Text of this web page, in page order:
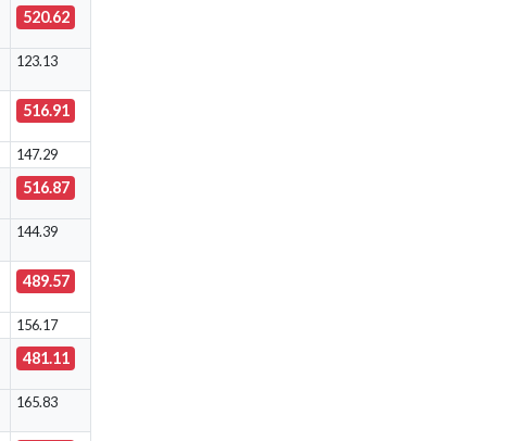
520.62
123.13
516.91
147.29
516.87
144.39
489.57
156.17
481.11
165.83